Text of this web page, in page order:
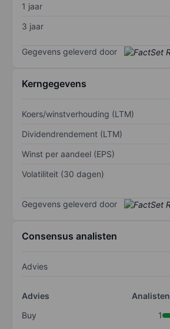
1 jaar
3 jaar
Gegevens geleverd door
Kerngegevens
Koers/winstverhouding (LTM)
Dividendrendement (LTM)
Winst per aandeel (EPS)
Volatiliteit (30 dagen)
Gegevens geleverd door
Consensus analisten
Advies
Advies
Analisten
Buy
1